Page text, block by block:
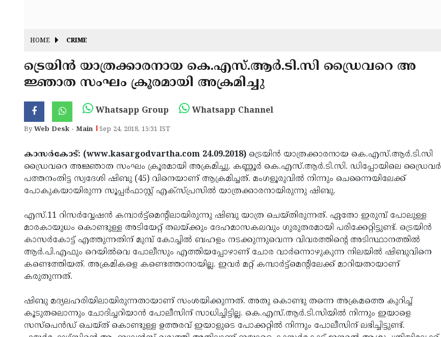
HOME CRIME
ട്രെയിന്‍ യാത്രക്കാരനായ കെ.എസ്.ആര്‍.ടി.സി ഡ്രൈവറെ അ
ജ്ഞാത സംഘം ക്രൂരമായി അക്രമിച്ചു
Whatsapp Group Whatsapp Channel
ByWeb Desk - Main Sep 24, 2018, 15:31 IST
കാസര്‍കോട്: (www.kasargodvartha.com 24.09.2018) ട്രെയിന്‍ യാത്രക്കാരനായ കെ.എസ്.ആര്‍.ടി.സി
ഡ്രൈവറെ അജ്ഞാത സംഘം ക്രൂരമായി അക്രമിച്ചു. കണ്ണൂര്‍ കെ.എസ്.ആര്‍.ടി.സി. ഡിപ്പോയിലെ ഡ്രൈവര്‍
പത്തനംതിട്ട സ്വദേശി ഷിബു (45) വിനെയാണ് ആക്രമിച്ചത്. മംഗളൂരുവില്‍ നിന്നും ചെന്നൈയിലേക്ക്
പോകുകയായിരുന്ന സൂപ്പര്‍ഫാസ്റ്റ് എക്‌സ്പ്രസില്‍ യാത്രക്കാരനായിരുന്നു ഷിബു.
എസ്.11 റിസര്‍വ്വേഷന്‍ കമ്പാര്‍ട്ട്‌മെന്റിലായിരുന്നു ഷിബു യാത്ര ചെയ്തിരുന്നത്. ഏതോ ഇരുമ്പ് പോലുള്ള
മാരകായുധം കൊണ്ടുള്ള അടിയേറ്റ് തലയ്ക്കും ദേഹമാസകലവും ഗുരുതരമായി പരിക്കേറ്റിട്ടുണ്ട്. ട്രെയിന്‍
കാസര്‍കോട്ട് എത്തുന്നതിന് മുമ്പ് കോച്ചില്‍ ബഹളം നടക്കുന്നുവെന്ന വിവരത്തിന്റെ അടിസ്ഥാനത്തില്‍
ആര്‍.പി.എഫും റെയില്‍വെ പോലീസും എത്തിയപ്പോഴാണ് ചോര വാര്‍ന്നൊഴുകുന്ന നിലയില്‍ ഷിബുവിനെ
കണ്ടെത്തിയത്. അക്രമികളെ കണ്ടെത്താനായില്ല. ഇവര്‍ മറ്റ് കമ്പാര്‍ട്ട്‌മെന്റിലേക്ക് മാറിയതായാണ്
കരുതുന്നത്.
ഷിബു മദ്യലഹരിയിലായിരുന്നതായാണ് സംശയിക്കുന്നത്. അതു കൊണ്ടു തന്നെ അക്രമത്തെ കുറിച്ച്
കൂടുതലൊന്നും ചോദിച്ചറിയാന്‍ പോലീസിന് സാധിച്ചിട്ടില്ല. കെ.എസ്.ആര്‍.ടി.സിയില്‍ നിന്നും ഇയാളെ
സസ്‌പെന്‍ഡ് ചെയ്ത് കൊണ്ടുള്ള ഉത്തരവ് ഇയാളുടെ പോക്കറ്റില്‍ നിന്നും പോലീസിന് ലഭിച്ചിട്ടുണ്ട്.